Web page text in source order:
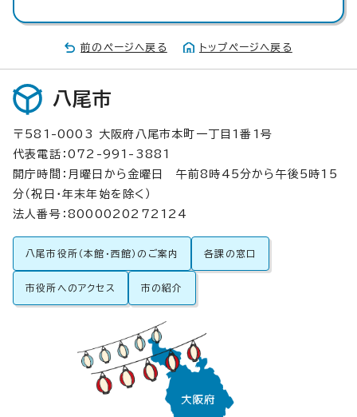
前のページへ戻る トップページへ戻る
八尾市
〒581-0003 大阪府八尾市本町一丁目1番1号
代表電話：072-991-3881
開庁時間：月曜日から金曜日 午前8時45分から午後5時15
分（祝日・年末年始を除く）
法人番号：8000020272124
八尾市役所（本館・西館）のご案内 各課の窓口
市役所へのアクセス 市の紹介